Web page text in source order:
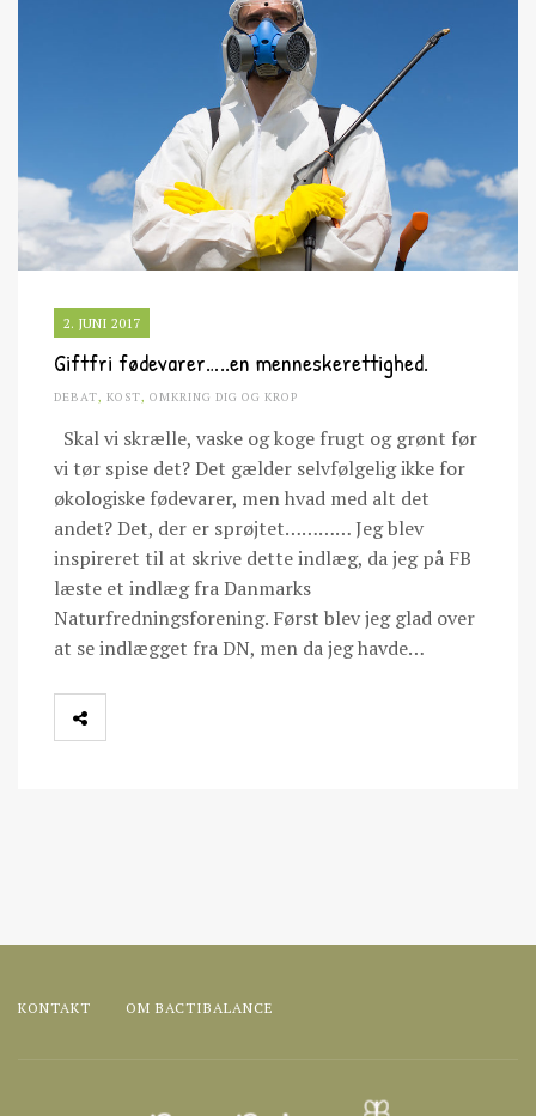
2. JUNI 2017
Giftfri fødevarer…..en menneskerettighed.
DEBAT, KOST, OMKRING DIG OG KROP
Skal vi skrælle, vaske og koge frugt og grønt før
vi tør spise det? Det gælder selvfølgelig ikke for
økologiske fødevarer, men hvad med alt det
andet? Det, der er sprøjtet………… Jeg blev
inspireret til at skrive dette indlæg, da jeg på FB
læste et indlæg fra Danmarks
Naturfredningsforening. Først blev jeg glad over
at se indlægget fra DN, men da jeg havde…
KONTAKT OM BACTIBALANCE